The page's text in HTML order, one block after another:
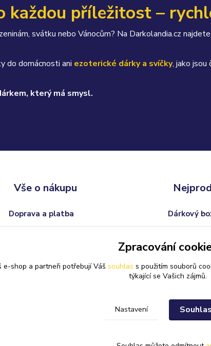
každou příležitost –
svátku nebo Vánocům? Na Darkolandia.cz najdete
do domácnosti ani ezoterické dárky a svíčky, jako jsou
který má smysl.
Vše o nákupu
Doprava a platba
Dárkový
Svatební
Zpracování
e-shop a partneři potřebují Váš souhlas s použitím souborů
týkající se Vašich zájmů.
Nastavení